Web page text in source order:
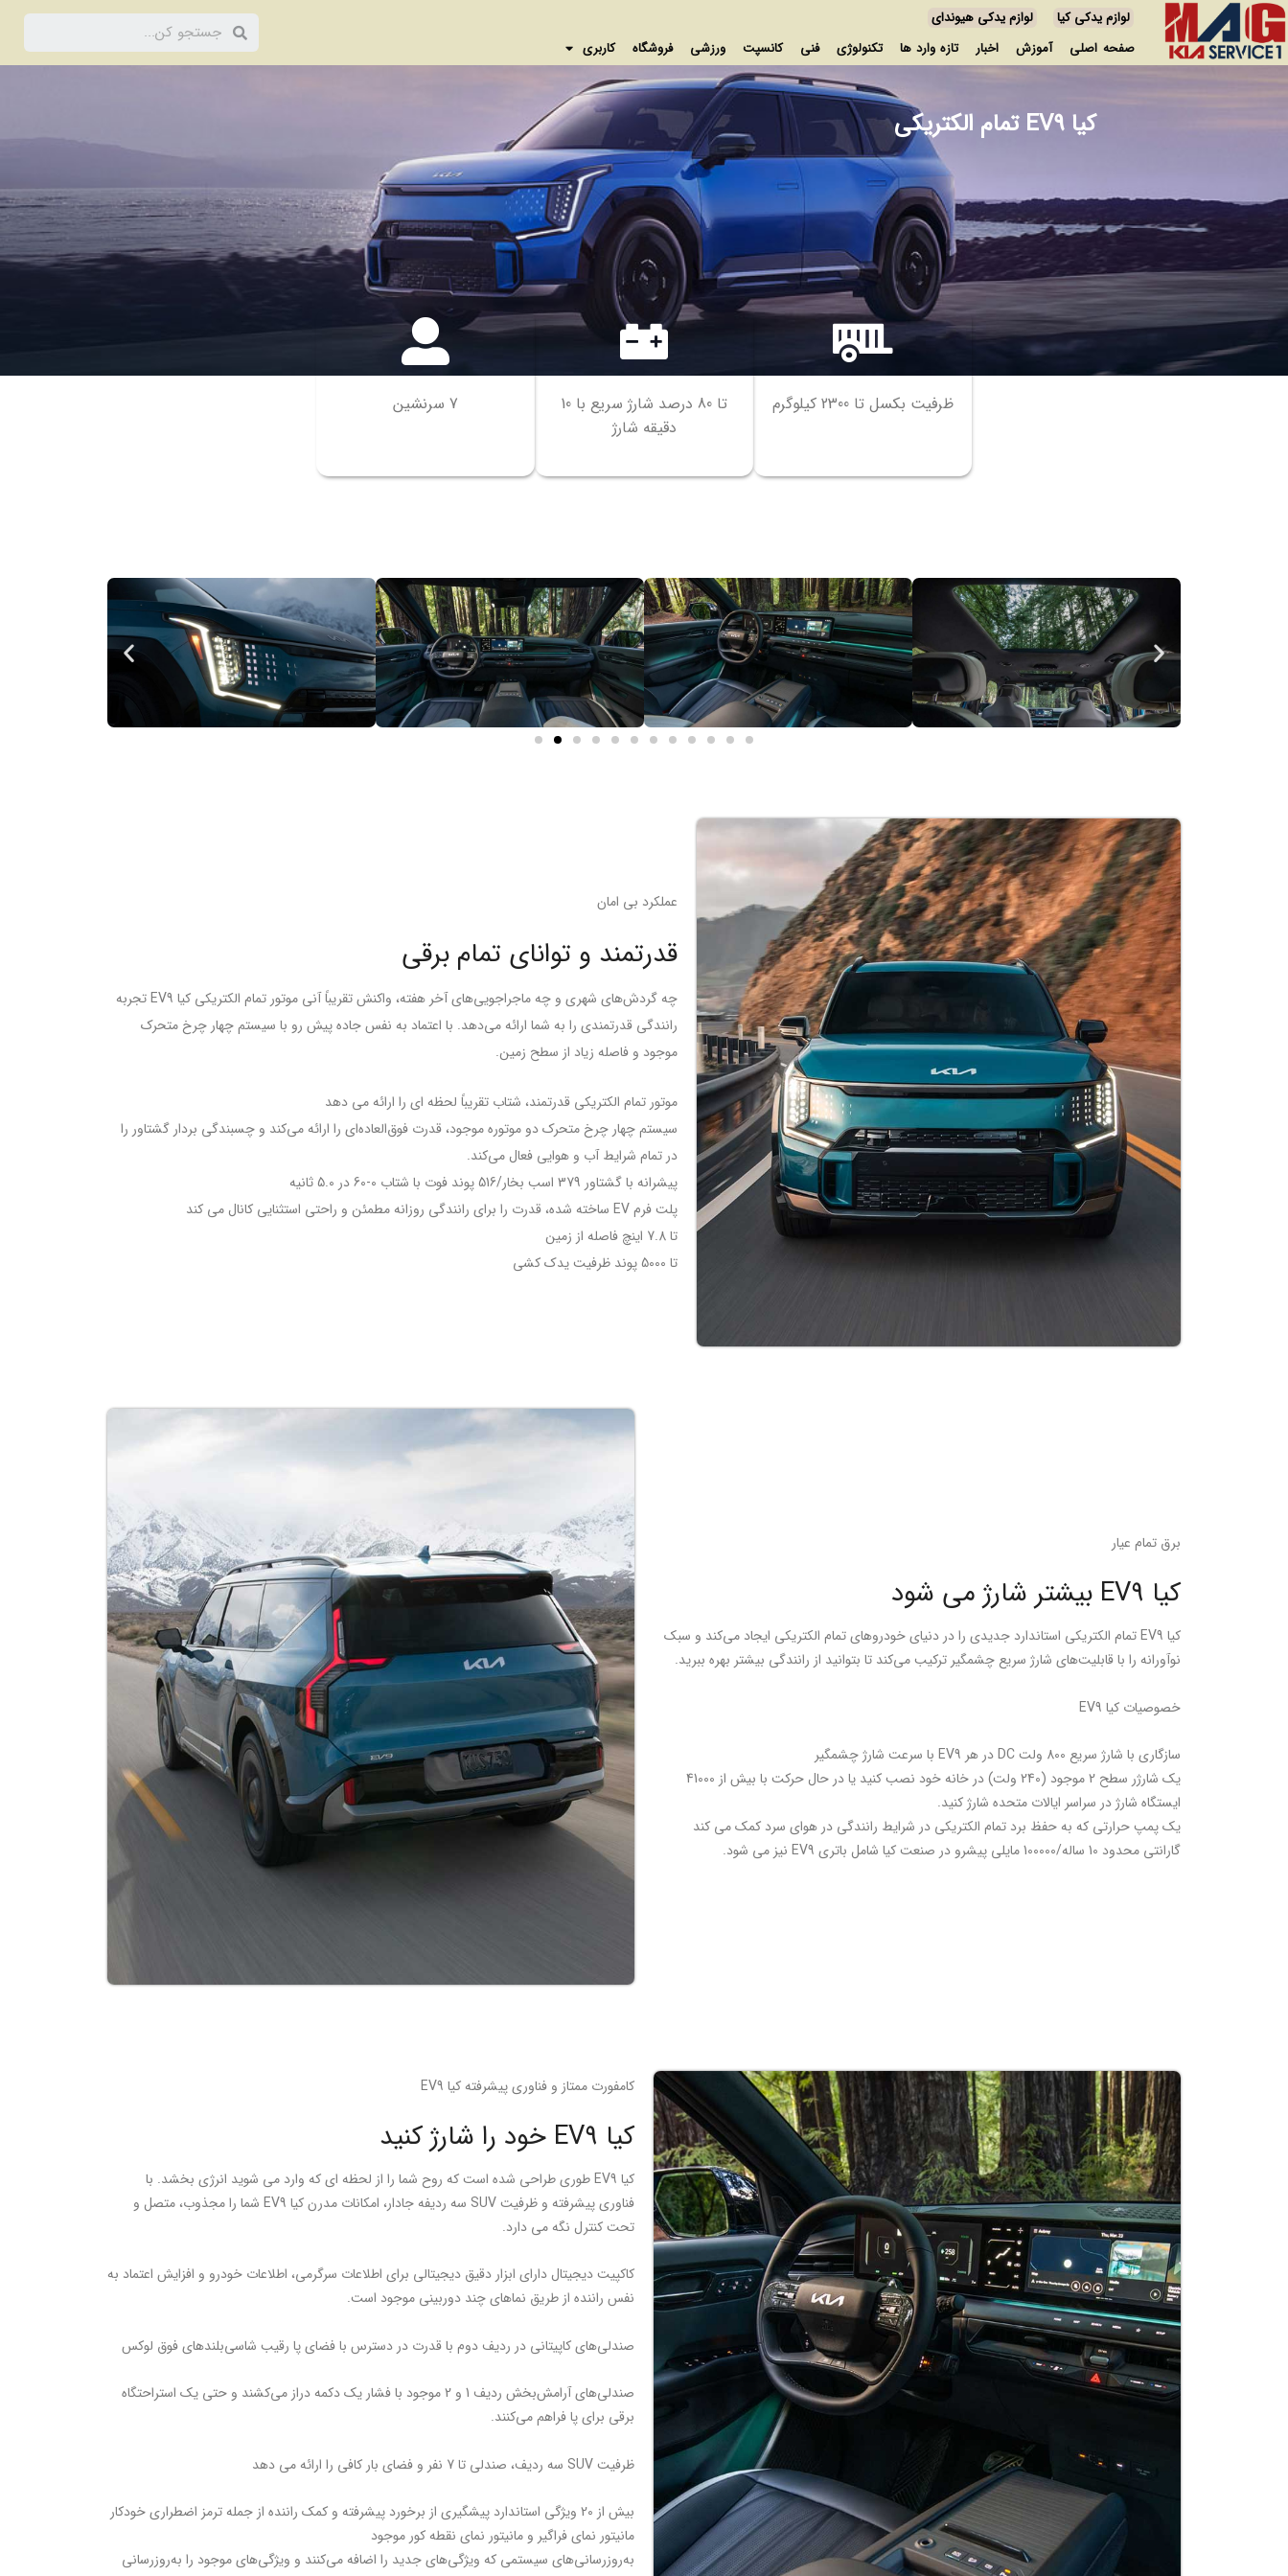
لوازم یدکی کیا
لوازم یدکی هیوندای
صفحه اصلی
آموزش اخبار تازه وارد ها تکنولوژی فنی کانسپت ورزشی فروشگاه کاربری
کیا EV9 تمام الکتریکی
ظرفیت بکسل تا 2300 کیلوگرم
تا 80 درصد شارژ سریع با 10
دقیقه شارژ
7 سرنشین
عملکرد بی امان
قدرتمند و توانای تمام برقی
چه گردش‌های شهری و چه ماجراجویی‌های آخر هفته، واکنش تقریباً آنی موتور تمام الکتریکی کیا EV9 تجربه
رانندگی قدرتمندی را به شما ارائه می‌دهد. با اعتماد به نفس جاده پیش رو با سیستم چهار چرخ متحرک
موجود و فاصله زیاد از سطح زمین.
موتور تمام الکتریکی قدرتمند، شتاب تقریباً لحظه ای را ارائه می دهد
سیستم چهار چرخ متحرک دو موتوره موجود، قدرت فوق‌العاده‌ای را ارائه می‌کند و چسبندگی بردار گشتاور را
در تمام شرایط آب و هوایی فعال می‌کند.
پیشرانه با گشتاور 379 اسب بخار/516 پوند فوت با شتاب 0-60 در 5.0 ثانیه
پلت فرم EV ساخته شده، قدرت را برای رانندگی روزانه مطمئن و راحتی استثنایی کانال می کند
تا 7.8 اینچ فاصله از زمین
تا 5000 پوند ظرفیت یدک کشی
برق تمام عیار
کیا EV9 بیشتر شارژ می شود
کیا EV9 تمام الکتریکی استاندارد جدیدی را در دنیای خودروهای تمام الکتریکی ایجاد می‌کند و سبک
نوآورانه را با قابلیت‌های شارژ سریع چشمگیر ترکیب می‌کند تا بتوانید از رانندگی بیشتر بهره ببرید.
خصوصیات کیا EV9
سازگاری با شارژ سریع 800 ولت DC در هر EV9 با سرعت شارژ چشمگیر
یک شارژر سطح 2 موجود (240 ولت) در خانه خود نصب کنید یا در حال حرکت با بیش از 41000
ایستگاه شارژ در سراسر ایالات متحده شارژ کنید.
یک پمپ حرارتی که به حفظ برد تمام الکتریکی در شرایط رانندگی در هوای سرد کمک می کند
گارانتی محدود 10 ساله/100000 مایلی پیشرو در صنعت کیا شامل باتری EV9 نیز می شود.
کامفورت ممتاز و فناوری پیشرفته کیا EV9
کیا EV9 خود را شارژ کنید
کیا EV9 طوری طراحی شده است که روح شما را از لحظه ای که وارد می شوید انرژی بخشد. با
فناوری پیشرفته و ظرفیت SUV سه ردیفه جادار، امکانات مدرن کیا EV9 شما را مجذوب، متصل و
تحت کنترل نگه می دارد.
کاکپیت دیجیتال دارای ابزار دقیق دیجیتالی برای اطلاعات سرگرمی، اطلاعات خودرو و افزایش اعتماد به
نفس راننده از طریق نماهای چند دوربینی موجود است.
صندلی‌های کاپیتانی در ردیف دوم با قدرت در دسترس با فضای پا رقیب شاسی‌بلندهای فوق لوکس
صندلی‌های آرامش‌بخش ردیف 1 و 2 موجود با فشار یک دکمه دراز می‌کشند و حتی یک استراحتگاه
برقی برای پا فراهم می‌کنند.
ظرفیت SUV سه ردیف، صندلی تا 7 نفر و فضای بار کافی را ارائه می دهد
بیش از 20 ویژگی استاندارد پیشگیری از برخورد پیشرفته و کمک راننده از جمله ترمز اضطراری خودکار
مانیتور نمای فراگیر و مانیتور نمای نقطه کور موجود
به‌روزرسانی‌های سیستمی که ویژگی‌های جدید را اضافه می‌کنند و ویژگی‌های موجود را به‌روزرسانی